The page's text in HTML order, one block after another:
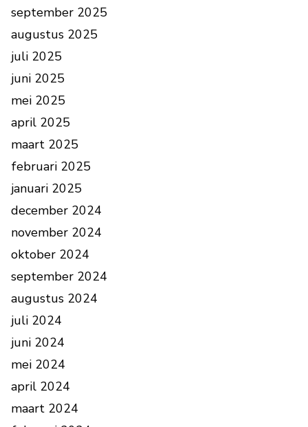
september 2025
augustus 2025
juli 2025
juni 2025
mei 2025
april 2025
maart 2025
februari 2025
januari 2025
december 2024
november 2024
oktober 2024
september 2024
augustus 2024
juli 2024
juni 2024
mei 2024
april 2024
maart 2024